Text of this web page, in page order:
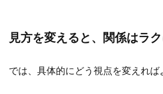
見方を変えると、関係はラ
では、具体的にどう視点を変えれば